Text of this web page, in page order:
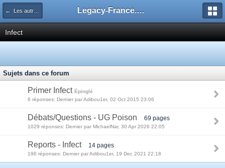
← Les autres decks du Legacy Legacy-France.org - Forum
Infect
Sujets dans ce forum
Primer Infect Épinglé
6 réponses: Dernier par Adibou1er, 02 Oct 2015 23:06
Débats/Questions - UG Poison 69 pages
1029 réponses: Dernier par MichaelNar, 30 Apr 2026 22:05
Reports - Infect 14 pages
196 réponses: Dernier par Adibou1er, 19 Dec 2021 22:18